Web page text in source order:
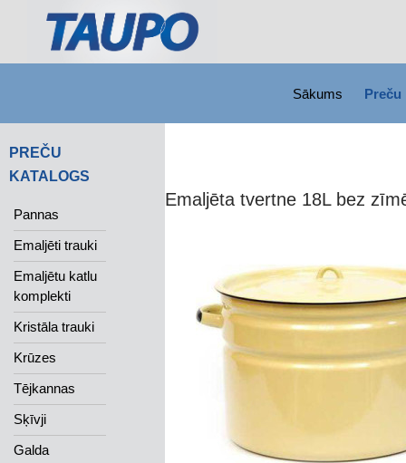
Sākums Preču
Emaljēta tvertne 18L bez
PREČU
KATALOGS
Pannas
Emaljēti trauki
Emaljētu katlu
komplekti
Kristāla trauki
Krūzes
Tējkannas
Sķīvji
Galda